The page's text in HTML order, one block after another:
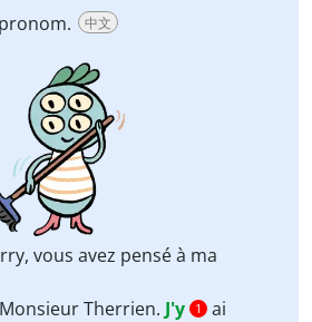
中文
vous avez pensé à ma
Therrien. J'y 1
ai